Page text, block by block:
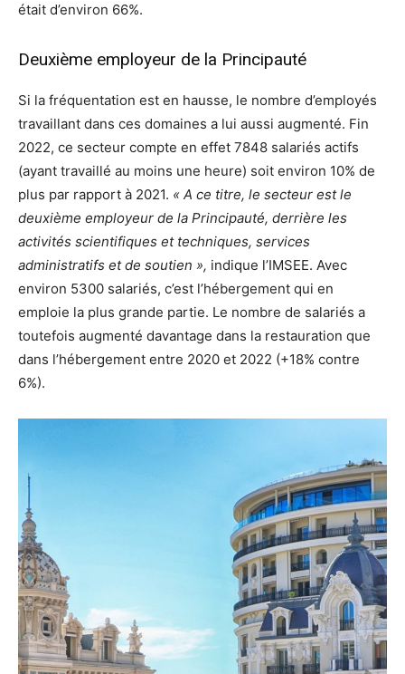
était d’environ 66%.
Deuxième employeur de la Principauté
Si la fréquentation est en hausse, le nombre d’employés
travaillant dans ces domaines a lui aussi augmenté. Fin
2022, ce secteur compte en effet 7848 salariés actifs
(ayant travaillé au moins une heure) soit environ 10% de
plus par rapport à 2021. « A ce titre, le secteur est le
deuxième employeur de la Principauté, derrière les
activités scientifiques et techniques, services
administratifs et de soutien », indique l’IMSEE. Avec
environ 5300 salariés, c’est l’hébergement qui en
emploie la plus grande partie. Le nombre de salariés a
toutefois augmenté davantage dans la restauration que
dans l’hébergement entre 2020 et 2022 (+18% contre
6%).